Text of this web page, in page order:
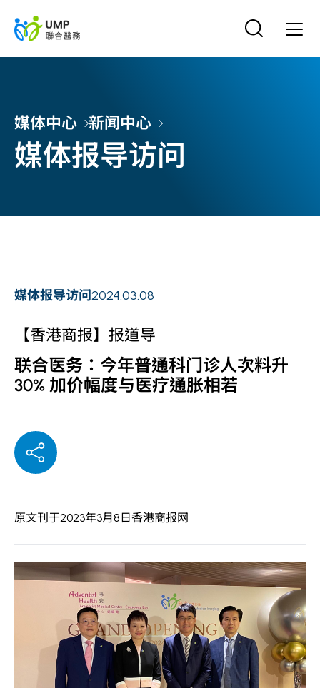
媒体中心 新闻中心
媒体报导访问
媒体报导访问2024.03.08
【香港商报】报道导
联合医务：今年普通科门诊人次料升
30% 加价幅度与医疗通胀相若
原文刊于2023年3月8日香港商报网